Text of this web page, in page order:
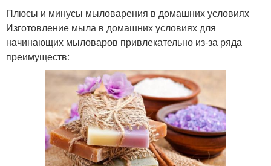
Плюсы и минусы мыловарения в домашних условиях
Изготовление мыла в домашних условиях для
начинающих мыловаров привлекательно из-за ряда
преимуществ: